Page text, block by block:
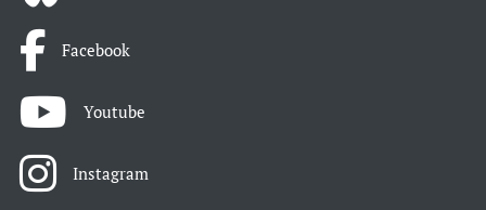
Facebook
Youtube
Instagram